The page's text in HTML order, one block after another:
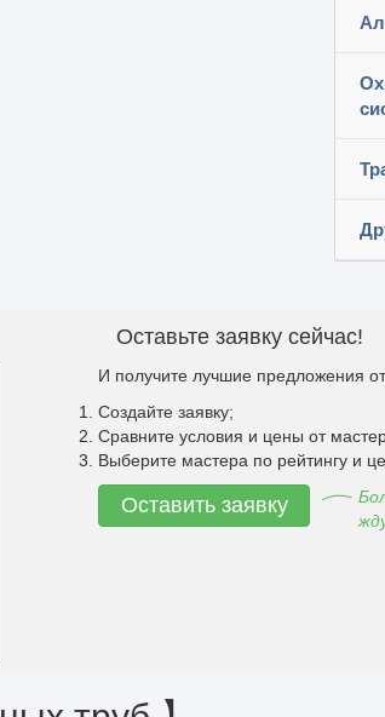
Оставьте заявку сейчас!
И получите лучшие предложения
Создайте заявку;
Сравните условия и цены от
Выберите мастера по рейтингу и
Оставить заявку